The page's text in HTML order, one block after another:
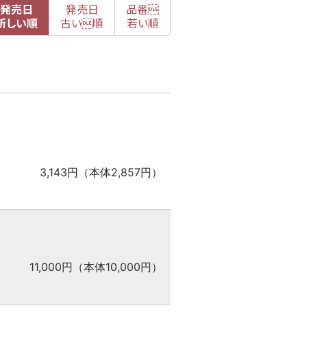
発売日
しい順
発売日
古い順
品番
若い順
3,143円（本体2,857円）
11,000円（本体10,000円）